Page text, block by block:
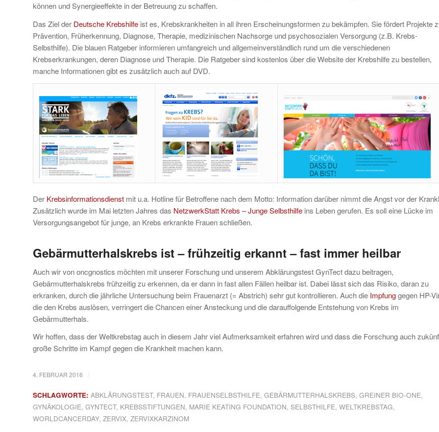
können und Synergieeffekte in der Betreuung zu schaffen.
Das Ziel der Deutsche Krebshilfe ist es, Krebskrankheiten in all ihren Erscheinungsformen zu bekämpfen. Sie fördert Projekte
Prävention, Früherkennung, Diagnose, Therapie, medizinischen Nachsorge und psychosozialen Versorgung (z.B. Krebs-
Selbsthilfe). Die blauen Ratgeber informieren umfangreich und allgemeinverständlich rund um die verschiedenen
Krebserkrankungen, deren Diagnose und Therapie. Die Ratgeber sind kostenlos über die Website der Krebshilfe zu bestellen,
manche Informationen gibt es zusätzlich auch auf DVD.
Der Krebsinformationsdienst mit u.a. Hotline für Betroffene nach dem Motto: Information darüber nimmt die Angst vor der
Zusätzlich wurde im Mai letzten Jahres das NetzwerkStatt Krebs – Junge Selbsthilfe ins Leben gerufen. Es soll eine Lücke im
Versorgungsangebot für junge, an Krebs erkrankte Frauen schließen.
Gebärmutterhalskrebs ist – frühzeitig erkannt – fast immer heilbar
Auch wir von oncgnostics möchten mit unserer Forschung und unserem Abklärungstest GynTect dazu beitragen,
Gebärmutterhalskrebs frühzeitig zu erkennen, da er dann in fast allen Fällen heilbar ist. Dabei lässt sich das Risiko, daran zu
erkranken, durch die jährliche Untersuchung beim Frauenarzt (= Abstrich) sehr gut kontrollieren. Auch die Impfunggegen HP-
die den Krebs auslösen, verringert die Chancen einer Ansteckung und die darauffolgende Entstehung von Krebs im
Gebärmutterhals.
Wir hoffen, dass der Weltkrebstag auch in diesem Jahr viel Aufmerksamkeit erfahren wird und dass die Forschung auch
große Schritte im Kampf gegen die Krankheit machen kann.
4. FEBRUAR 2016 /
SCHLAGWORTE: ABKLÄRUNGSTEST, FRAUEN, FRAUENSELBSTHILFE, GEBÄRMUTTERHALSKREBS, GREINER BIO-ONE,
GYNÄKOLOGIE, GYNTECT, KREBSSTIFTUNGEN, MARIE KEATING FOUNDATION, SELBSTHILFE, WELTKREBSTAG,
WORLDCANCERDAY, ZERVIX, ZERVIXKARZINOM